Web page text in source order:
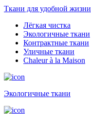
Ткани для удобной жизни
Лёгкая чистка
Экологичные ткани
Контрактные ткани
Уличные ткани
Сhaleur à la Maison
Экологичные ткани